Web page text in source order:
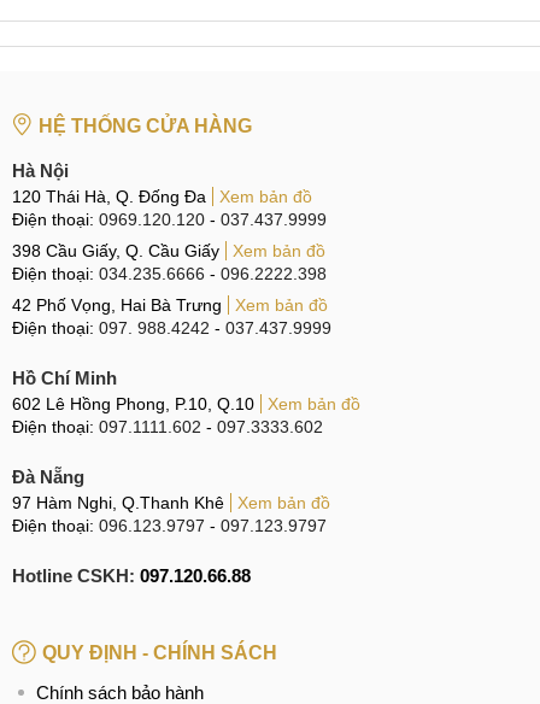
HỆ THỐNG CỬA HÀNG
Hà Nội
120 Thái Hà, Q. Đống Đa
Xem bản đồ
Điện thoại: 0969.120.120 - 037.437.9999
398 Cầu Giấy, Q. Cầu Giấy
Xem bản đồ
Điện thoại: 034.235.6666 - 096.2222.398
42 Phố Vọng, Hai Bà Trưng
Xem bản đồ
Điện thoại: 097. 988.4242 - 037.437.9999
Hồ Chí Minh
602 Lê Hồng Phong, P.10, Q.10
Xem bản đồ
Điện thoại: 097.1111.602 - 097.3333.602
Đà Nẵng
97 Hàm Nghi, Q.Thanh Khê
Xem bản đồ
Điện thoại: 096.123.9797 - 097.123.9797
Hotline CSKH: 097.120.66.88
QUY ĐỊNH - CHÍNH SÁCH
Chính sách bảo hành